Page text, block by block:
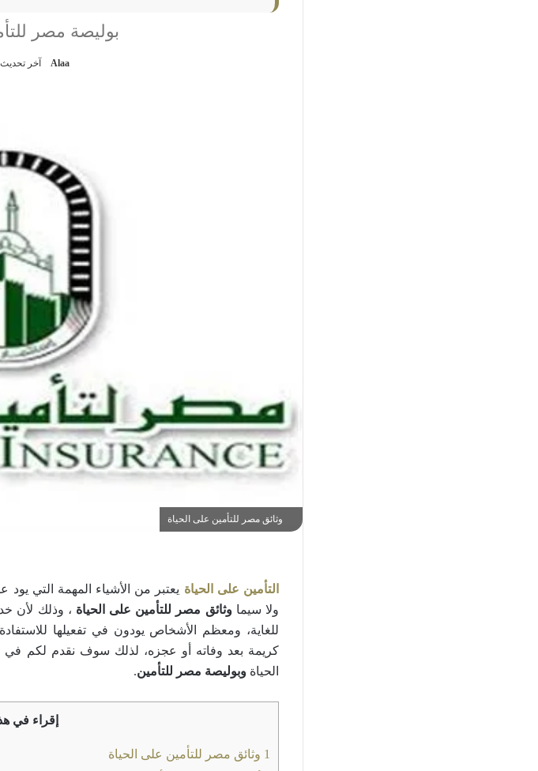
بوليصة مصر
Alaa آخر تحديث: 15 يناير،
وثائق مصر للتأمين على الحياة
التأمين على الحياة يعتبر من الأشياء المهمة التي
ولا سيماوثائق مصر للتأمين على الحياة ، وذلك لأن
للغاية، ومعظم الأشخاص يودون في تفعيلها
كريمة بعد وفاته أو عجزه، لذلك سوف نقدم لكم في
الحياة وبوليصة مصر للتأمين.
إقراء في
1 وثائق مصر للتأمين على الحياة